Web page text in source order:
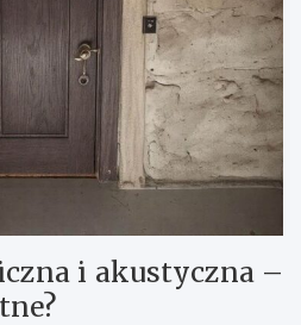
i akustyczna –